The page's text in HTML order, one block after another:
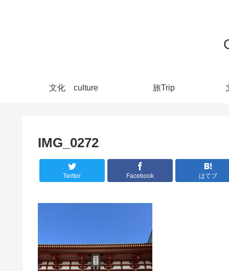
文化 culture 旅Trip
IMG_0272
Twitter Facebook はてブ